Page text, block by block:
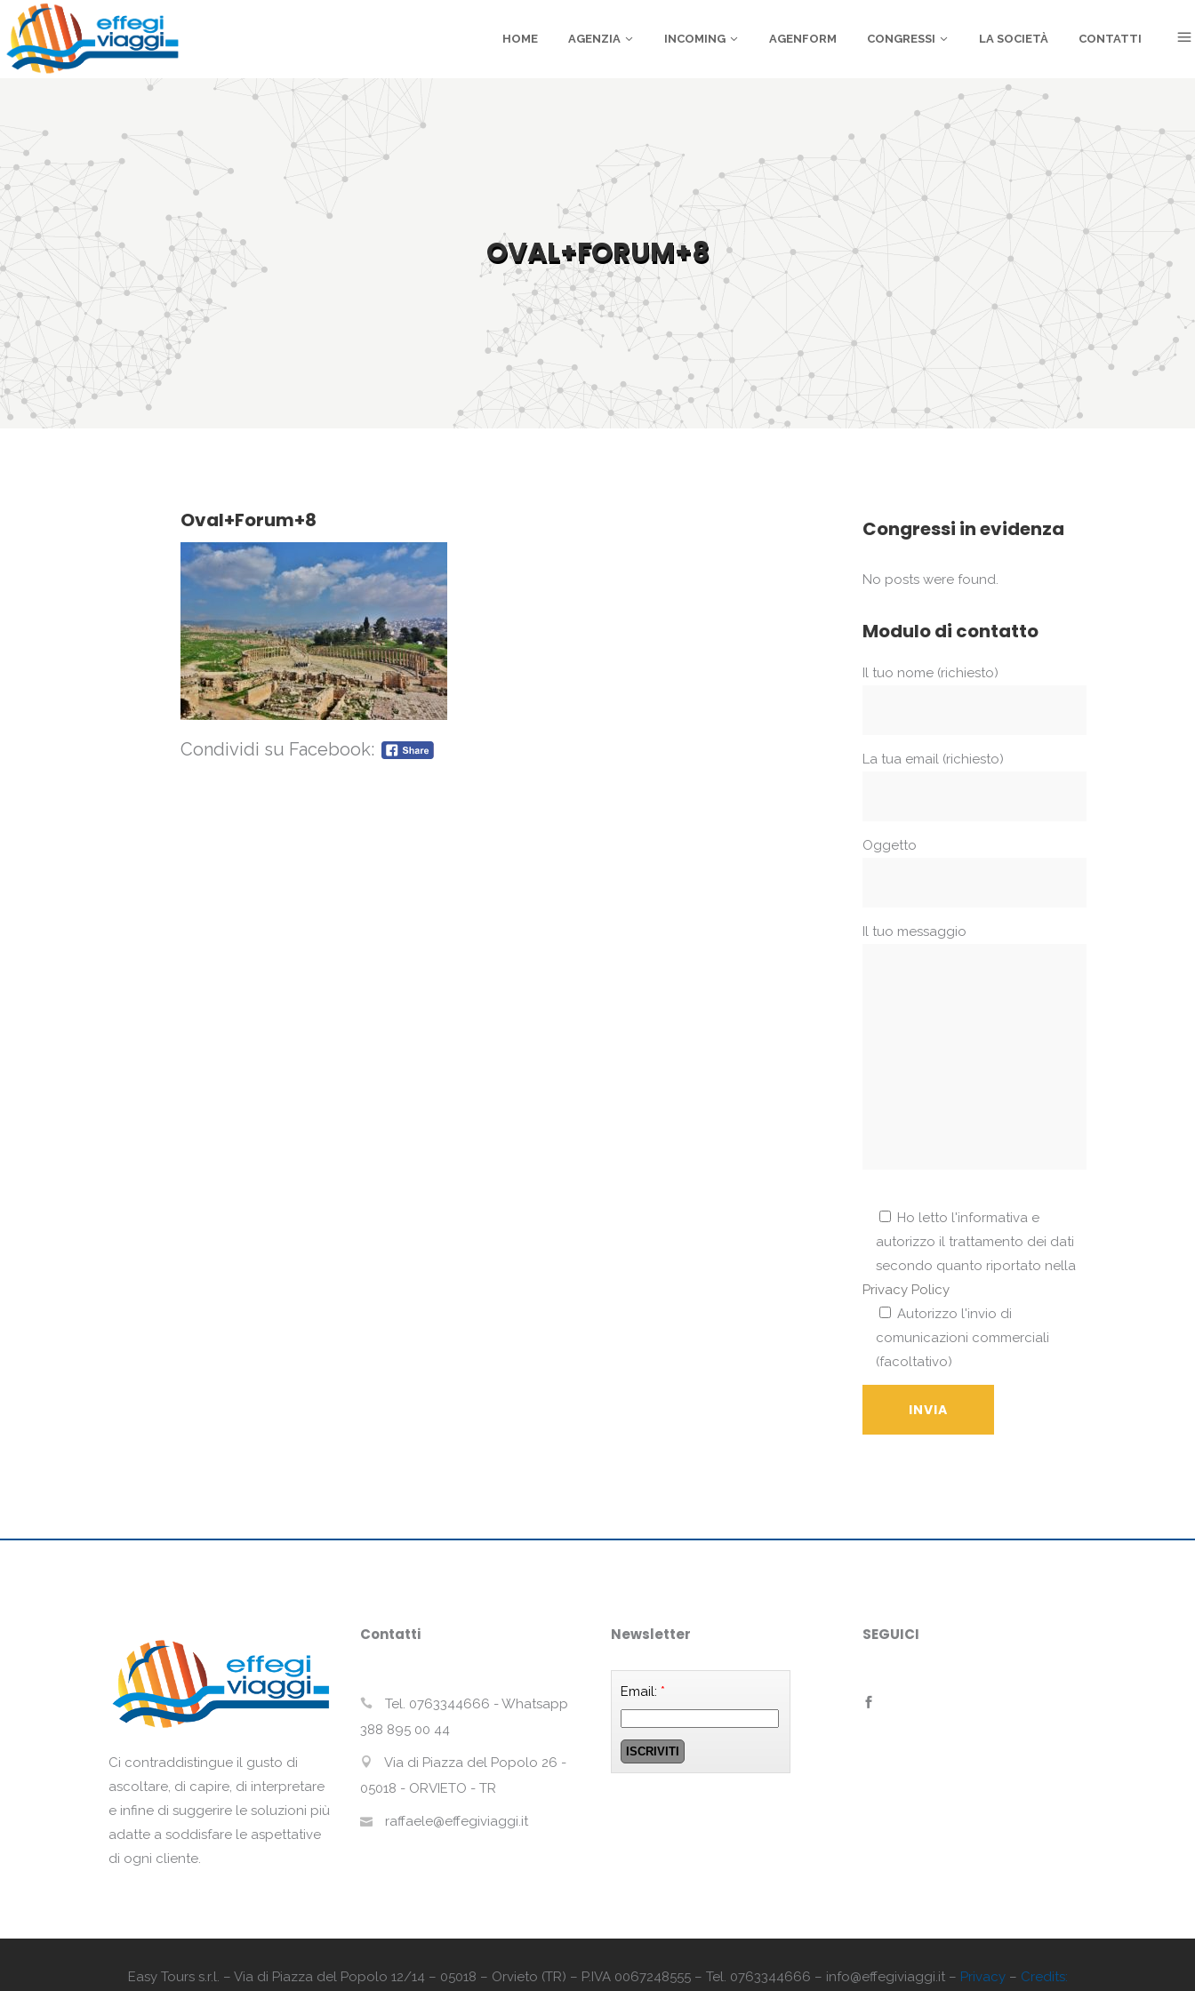
HOME AGENZIA INCOMING AGENFORM CONGRESSI LA SOCIETÀ CONTATTI
OVAL+FORUM+8
Oval+Forum+8
Condividi su Facebook:
Congressi in evidenza
No posts were found.
Modulo di contatto
Il tuo nome (richiesto)
La tua email (richiesto)
Oggetto
Il tuo messaggio
Ho letto l'informativa e
autorizzo il trattamento dei dati
secondo quanto riportato nella
Privacy Policy
Autorizzo l'invio di
comunicazioni commerciali
(facoltativo)
Ci contraddistingue il gusto di
ascoltare, di capire, di interpretare
e infine di suggerire le soluzioni più
adatte a soddisfare le aspettative
di ogni cliente.
Contatti
Tel. 0763344666 - Whatsapp
388 895 00 44
Via di Piazza del Popolo 26 -
05018 - ORVIETO - TR
raffaele@effegiviaggi.it
Newsletter
Email: *
SEGUICI
Easy Tours s.r.l. – Via di Piazza del Popolo 12/14 – 05018 – Orvieto (TR) – P.IVA 0067248555 – Tel. 0763344666 – info@effegiviaggi.it – Privacy– Credits: